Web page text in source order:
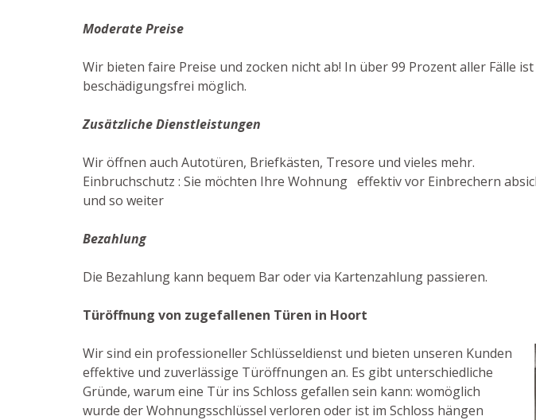
Moderate Preise
Wir bieten faire Preise und zocken nicht ab! In über 99 Prozent aller Fälle
beschädigungsfrei möglich.
Zusätzliche Dienstleistungen
Wir öffnen auch Autotüren, Briefkästen, Tresore und vieles mehr.
Einbruchschutz : Sie möchten Ihre Wohnung effektiv vor Einbrechern
und so weiter
Bezahlung
Die Bezahlung kann bequem Bar oder via Kartenzahlung passieren.
Türöffnung von zugefallenen Türen in Hoort
Wir sind ein professioneller Schlüsseldienst und bieten unseren Kunden
effektive und zuverlässige Türöffnungen an. Es gibt unterschiedliche
Gründe, warum eine Tür ins Schloss gefallen sein kann: womöglich
wurde der Wohnungsschlüssel verloren oder ist im Schloss hängen